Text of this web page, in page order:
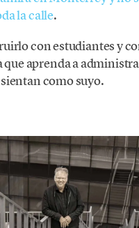
la calle.
con estudiantes y
aprenda a
como suyo.